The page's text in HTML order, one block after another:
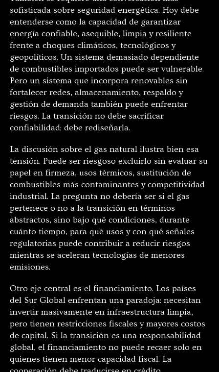
sofisticada sobre seguridad energética. Hoy debe
entenderse como la capacidad de garantizar
energía confiable, asequible, limpia y resiliente
frente a choques climáticos, tecnológicos y
geopolíticos. Un sistema demasiado dependiente
de combustibles importados puede ser vulnerable.
Pero un sistema que incorpora renovables sin
fortalecer redes, almacenamiento, respaldo y
gestión de demanda también puede enfrentar
riesgos. La transición no debe sacrificar
confiabilidad; debe rediseñarla.
La discusión sobre el gas natural ilustra bien esa
tensión. Puede ser riesgoso excluirlo sin evaluar su
papel en firmeza, usos térmicos, sustitución de
combustibles más contaminantes y competitividad
industrial. La pregunta no debería ser si el gas
pertenece o no a la transición en términos
abstractos, sino bajo qué condiciones, durante
cuánto tiempo, para qué usos y con qué señales
regulatorias puede contribuir a reducir riesgos
mientras se aceleran tecnologías de menores
emisiones.
Otro eje central es el financiamiento. Los países
del Sur Global enfrentan una paradoja: necesitan
invertir masivamente en infraestructura limpia,
pero tienen restricciones fiscales y mayores costos
de capital. Si la transición es una responsabilidad
global, el financiamiento no puede recaer solo en
quienes tienen menor capacidad fiscal. La